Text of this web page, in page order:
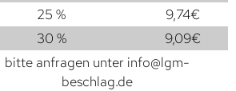
25 % 9,74€
30 % 9,09€
bitte anfragen unter info@lgm-
beschlag.de